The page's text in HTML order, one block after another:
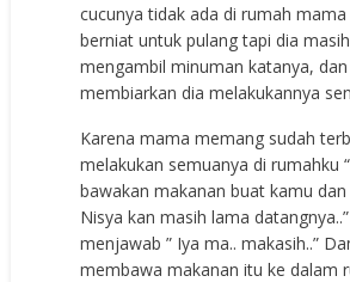
cucunya tidak ada di rumah mama
berniat untuk pulang tapi dia
mengambil minuman katanya,
membiarkan dia melakukannya
Karena mama memang sudah
melakukan semuanya di rumahku
bawakan makanan buat kamu
Nisya kan masih lama
menjawab ” Iya ma.. makasih..”
membawa makanan itu ke dalam